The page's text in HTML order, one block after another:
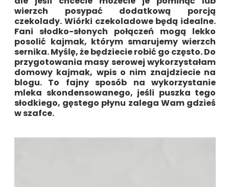
wierzch posypać dodatkową porcją
czekolady. Wiórki czekoladowe będą idealne.
Fani słodko-słonych połączeń mogą lekko
posolić kajmak, którym smarujemy wierzch
sernika. Myślę, że będziecie robić go często. Do
przygotowania masy serowej wykorzystałam
domowy kajmak, wpis o nim znajdziecie na
blogu. To fajny sposób na wykorzystanie
mleka skondensowanego, jeśli puszka tego
słodkiego, gęstego płynu zalega Wam gdzieś
w szafce.